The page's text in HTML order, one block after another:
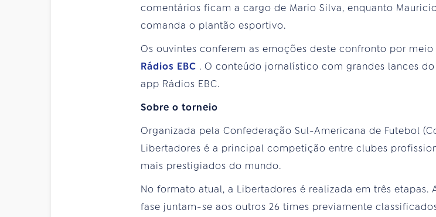
comentários ficam a cargo de Mario Silva, enquanto
comanda o plantão esportivo.
Os ouvintes conferem as emoções deste confronto por
Rádios EBC . O conteúdo jornalístico com grandes lances
app Rádios EBC.
Sobre o torneio
Organizada pela Confederação Sul-Americana de Futebol
Libertadores é a principal competição entre clubes
mais prestigiados do mundo.
No formato atual, a Libertadores é realizada em três etapas.
fase juntam-se aos outros 26 times previamente